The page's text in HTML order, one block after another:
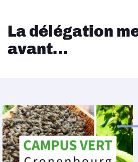
La délégation
avant…